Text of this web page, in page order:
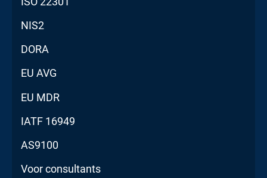
NIS2
DORA
EU AVG
EU MDR
IATF 16949
AS9100
Voor consultants